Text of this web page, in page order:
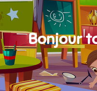
Bonjour